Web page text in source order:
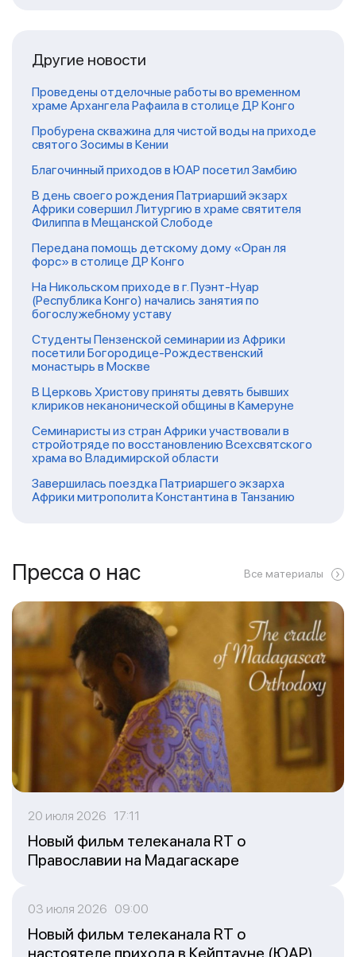
Другие новости
Проведены отделочные работы во временном
храме Архангела Рафаила в столице ДР Конго
Пробурена скважина для чистой воды на приходе
святого Зосимы в Кении
Благочинный приходов в ЮАР посетил Замбию
В день своего рождения Патриарший экзарх
Африки совершил Литургию в храме святителя
Филиппа в Мещанской Слободе
Передана помощь детскому дому «Оран ля
форс» в столице ДР Конго
На Никольском приходе в г. Пуэнт-Нуар
(Республика Конго) начались занятия по
богослужебному уставу
Студенты Пензенской семинарии из Африки
посетили Богородице-Рождественский
монастырь в Москве
В Церковь Христову приняты девять бывших
клириков неканонической общины в Камеруне
Семинаристы из стран Африки участвовали в
стройотряде по восстановлению Всехсвятского
храма во Владимирской области
Завершилась поездка Патриаршего экзарха
Африки митрополита Константина в Танзанию
Пресса о нас Все материалы
20 июля 2026 17:11
Новый фильм телеканала RT о
Православии на Мадагаскаре
03 июля 2026 09:00
Новый фильм телеканала RT о
настоятеле прихода в Кейптауне (ЮАР)